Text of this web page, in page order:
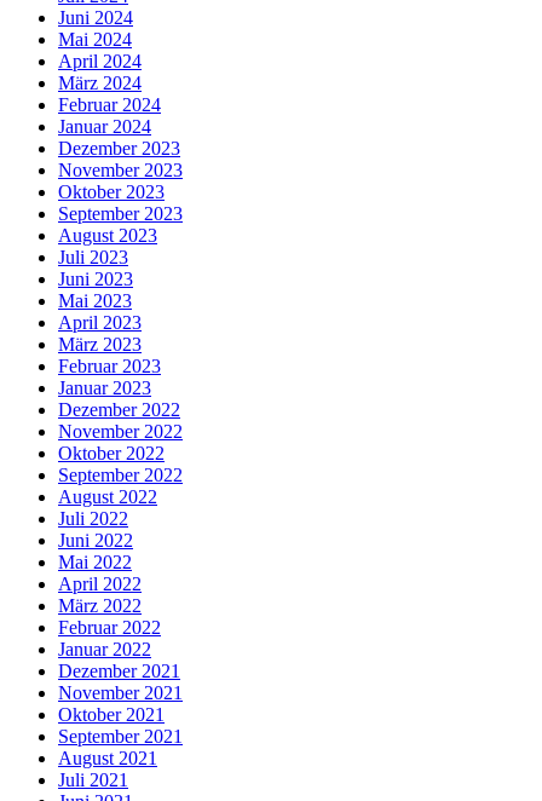
Juni 2024
Mai 2024
April 2024
März 2024
Februar 2024
Januar 2024
Dezember 2023
November 2023
Oktober 2023
September 2023
August 2023
Juli 2023
Juni 2023
Mai 2023
April 2023
März 2023
Februar 2023
Januar 2023
Dezember 2022
November 2022
Oktober 2022
September 2022
August 2022
Juli 2022
Juni 2022
Mai 2022
April 2022
März 2022
Februar 2022
Januar 2022
Dezember 2021
November 2021
Oktober 2021
September 2021
August 2021
Juli 2021